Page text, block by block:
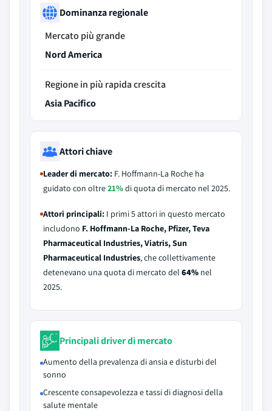
Dominanza regionale
Mercato più grande
Nord America
Regione in più rapida crescita
Asia Pacifico
Attori chiave
Leader di mercato: F. Hoffmann-La Roche ha
guidato con oltre21%di quota di mercato nel 2025.
Attori principali: I primi 5 attori in questo mercato
includono F. Hoffmann-La Roche, Pfizer, Teva
Pharmaceutical Industries, Viatris, Sun
Pharmaceutical Industries, che collettivamente
detenevano una quota di mercato del 64% nel
2025.
Principali driver di mercato
Aumento della prevalenza di ansia e disturbi del
sonno
Crescente consapevolezza e tassi di diagnosi della
salute mentale